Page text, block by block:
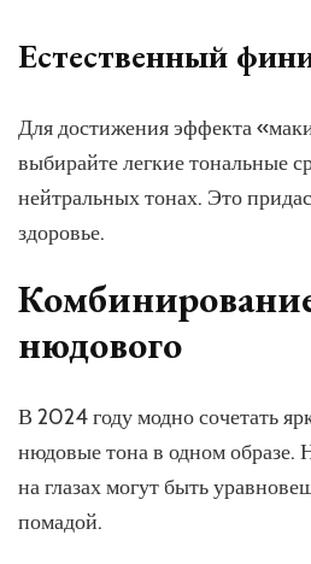
Естественный
Для достижения эффекта
выбирайте легкие тональные
нейтральных тонах. Это
здоровье.
нюдового
В 2024 году модно сочетать
нюдовые тона в одном образе.
на глазах могут быть
помадой.